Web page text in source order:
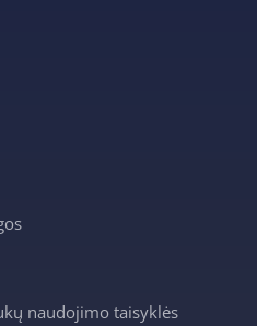
naudojimo taisyklės